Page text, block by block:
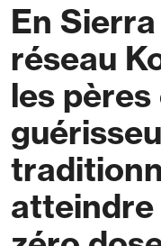
En
réseau
les pères